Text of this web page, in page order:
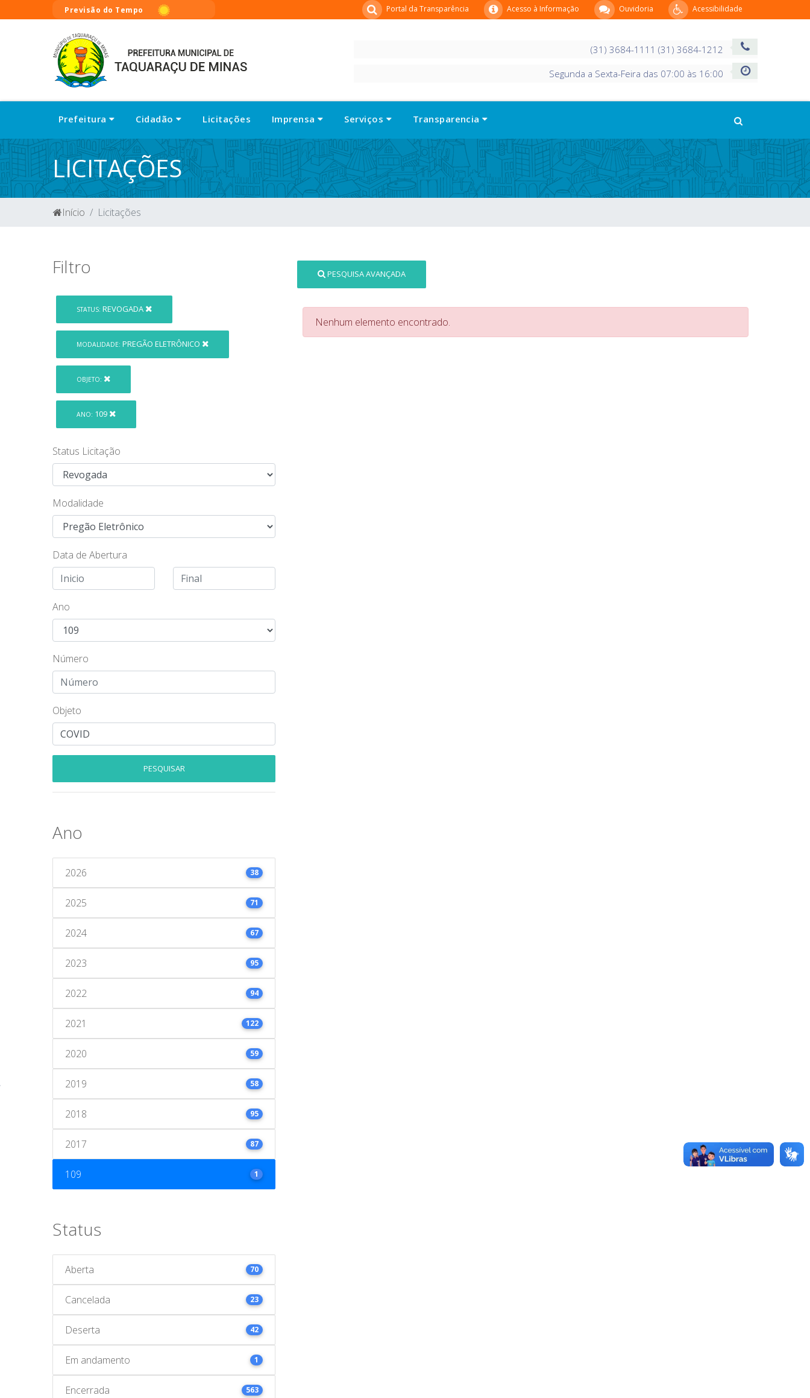
Previsão do Tempo Acessibilidade
Ouvidoria
Acesso à Informação
Portal da Transparência
(31) 3684-1111 (31) 3684-1212
Segunda a Sexta-Feira das 07:00 às 16:00
Prefeitura Cidadão Licitações Imprensa Serviços Transparencia
LICITAÇÕES
Início Licitações
Filtro
STATUS: REVOGADA
MODALIDADE: PREGÃO ELETRÔNICO
OBJETO:
ANO: 109
Status Licitação
Modalidade
Data de Abertura
Ano
Número
Objeto
PESQUISAR
Ano
2026 38
2025 71
2024 67
2023 95
2022 94
2021 122
2020 59
2019 58
2018 95
2017 87
109 1
Status
Aberta 70
Cancelada 23
Deserta 42
Em andamento 1
Encerrada 563
PESQUISA AVANÇADA
Nenhum elemento encontrado.